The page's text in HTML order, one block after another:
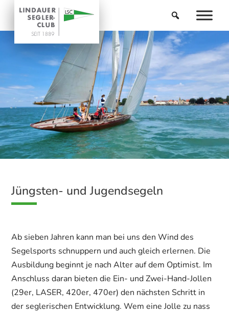
Jüngsten- und Jugendsegeln
Ab sieben Jahren kann man bei uns den Wind des
Segelsports schnuppern und auch gleich erlernen. Die
Ausbildung beginnt je nach Alter auf dem Optimist. Im
Anschluss daran bieten die Ein- und Zwei-Hand-Jollen
(29er, LASER, 420er, 470er) den nächsten Schritt in
der seglerischen Entwicklung. Wem eine Jolle zu nass